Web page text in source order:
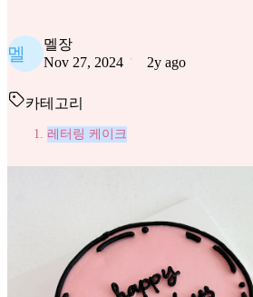
멜
멜장
Nov 27, 2024
2y ago
카테고리
레터링 케이크